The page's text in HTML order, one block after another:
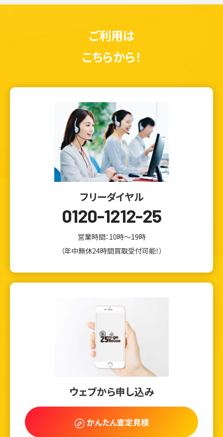
ご利用は
こちらから！
フリーダイヤル
0120-1212-25
営業時間：10時～19時
（年中無休24時間買取受付可能！）
ウェブから申し込み
かんたん査定見積